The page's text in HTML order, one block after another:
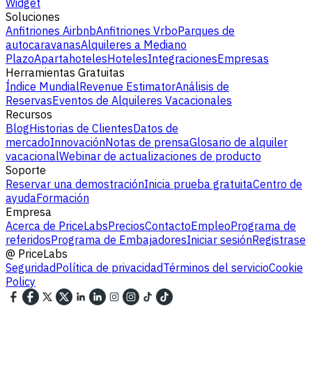
Widget
Soluciones
Anfitriones AirbnbAnfitriones VrboParques de
autocaravanasAlquileres a Mediano
PlazoApartahotelesHotelesIntegracionesEmpresas
Herramientas Gratuitas
Índice MundialRevenue EstimatorAnálisis de
ReservasEventos de Alquileres Vacacionales
Recursos
BlogHistorias de ClientesDatos de
mercadoInnovaciónNotas de prensaGlosario de alquiler
vacacionalWebinar de actualizaciones de producto
Soporte
Reservar una demostraciónInicia prueba gratuitaCentro de
ayudaFormación
Empresa
Acerca de PriceLabsPreciosContactoEmpleoPrograma de
referidosPrograma de EmbajadoresIniciar sesiónRegistrase
@ PriceLabs
SeguridadPolítica de privacidadTérminos del servicioCookie
Policy